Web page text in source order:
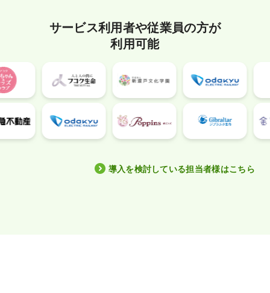
サービス利用者や従業員の方が
利用可能
導入を検討している担当者様はこちら